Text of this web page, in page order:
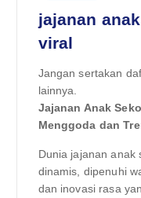
jajanan
viral
Jangan sertakan
lainnya.
Jajanan Anak
Menggoda dan
Dunia jajanan anak
dinamis, dipenuhi
dan inovasi rasa